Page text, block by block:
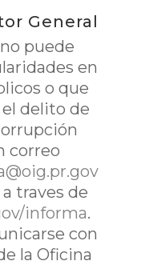
General
puede
en
o que
delito de
correo
traves de
informa.
con
la Oficina